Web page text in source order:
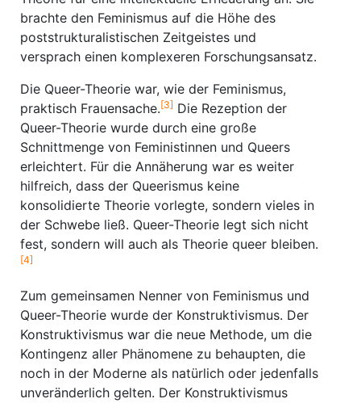
brachte den Feminismus auf die Höhe des
poststrukturalistischen Zeitgeistes und
versprach einen komplexeren Forschungsansatz.
Die Queer-Theorie war, wie der Feminismus,
praktisch Frauensache.[3] Die Rezeption der
Queer-Theorie wurde durch eine große
Schnittmenge von Feministinnen und Queers
erleichtert. Für die Annäherung war es weiter
hilfreich, dass der Queerismus keine
konsolidierte Theorie vorlegte, sondern vieles in
der Schwebe ließ. Queer-Theorie legt sich nicht
fest, sondern will auch als Theorie queer bleiben.
[4]
Zum gemeinsamen Nenner von Feminismus und
Queer-Theorie wurde der Konstruktivismus. Der
Konstruktivismus war die neue Methode, um die
Kontingenz aller Phänomene zu behaupten, die
noch in der Moderne als natürlich oder jedenfalls
unveränderlich gelten. Der Konstruktivismus